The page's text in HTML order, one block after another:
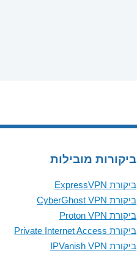
ביקורות מובילות
ביקורת ExpressVPN
ביקורת CyberGhost VPN
ביקורת Proton VPN
ביקורת Private Internet Access
ביקורת IPVanish VPN